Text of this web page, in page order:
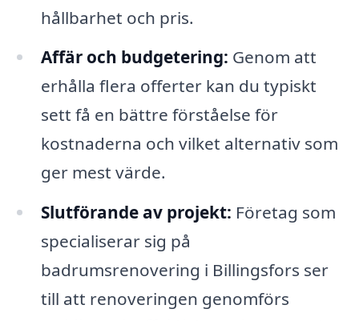
hållbarhet och pris.
Affär och budgetering: Genom att
erhålla flera offerter kan du typiskt
sett få en bättre förståelse för
kostnaderna och vilket alternativ som
ger mest värde.
Slutförande av projekt: Företag som
specialiserar sig på
badrumsrenovering i Billingsfors ser
till att renoveringen genomförs